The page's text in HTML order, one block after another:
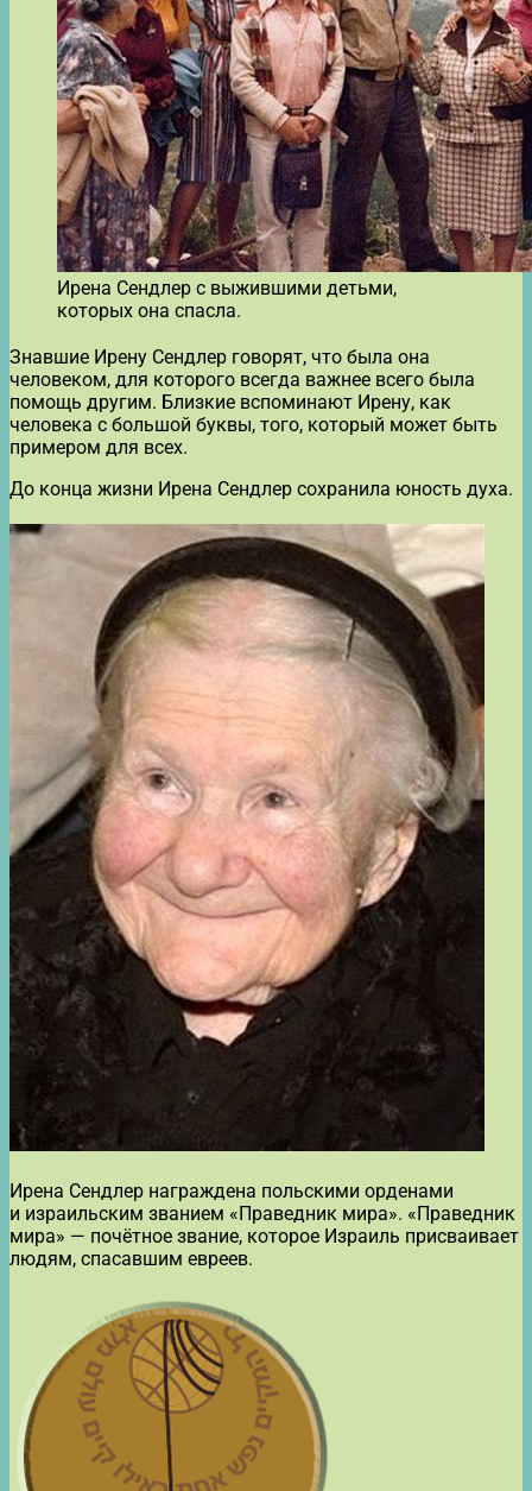
Ирена Сендлер с выжившими детьми,
которых она спасла.
Знавшие Ирену Сендлер говорят, что была она
человеком, для которого всегда важнее всего была
помощь другим. Близкие вспоминают Ирену, как
человека с большой буквы, того, который может быть
примером для всех.
До конца жизни Ирена Сендлер сохранила юность духа.
Ирена Сендлер награждена польскими орденами
и израильским званием «Праведник мира». «Праведник
мира» — почётное звание, которое Израиль присваивает
людям, спасавшим евреев.